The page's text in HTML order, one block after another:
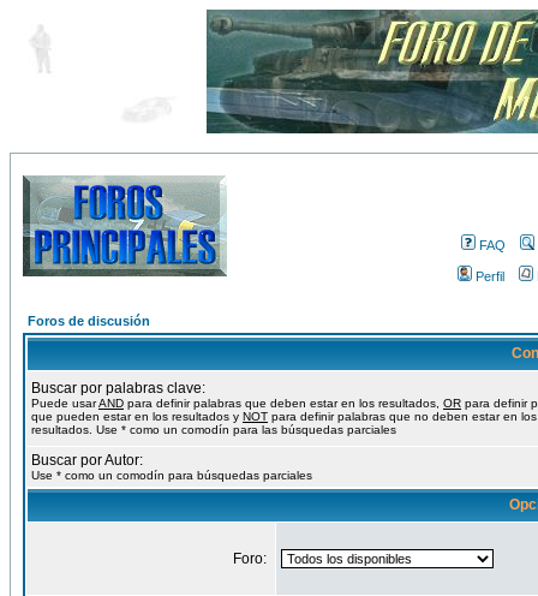
FAQ
Perfil
Foros de discusión
Buscar por palabras clave:
Puede usarAND para definir palabras que deben estar en los resultados, OR para definir
que pueden estar en los resultados y NOT para definir palabras que no deben estar en los
resultados. Use * como un comodín para las búsquedas parciales
Buscar por Autor:
Use * como un comodín para búsquedas parciales
Foro: